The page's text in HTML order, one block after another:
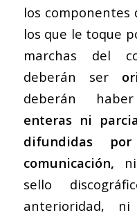
los componentes
los que le toque
marchas del
deberán ser
deberán
enteras ni
difundidas
comunicación,
sello
anterioridad,